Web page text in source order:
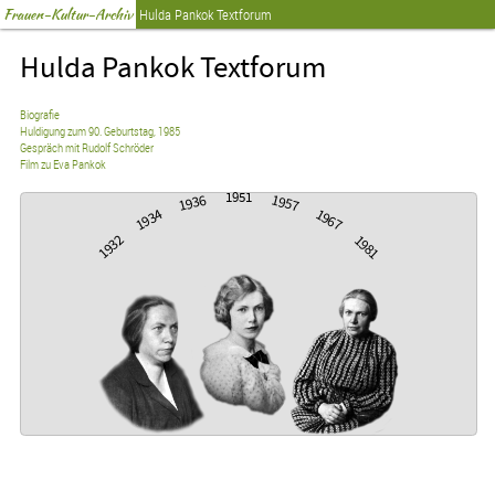
Frauen-Kultur-Archiv Hulda Pankok Textforum
Hulda Pankok Textforum
Biografie
Huldigung zum 90. Geburtstag, 1985
Gespräch mit Rudolf Schröder
Film zu Eva Pankok
1981
1967
1957
1951
1936
1934
1932